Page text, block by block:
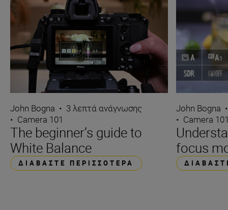
John Bogna • 3 λεπτά ανάγνωσης
• Camera 101
The beginner’s guide to
White Balance
ΔΙΑΒΆΣΤΕ ΠΕΡΙΣΣΌΤΕΡΑ
John Bogna •
• Camera
focus